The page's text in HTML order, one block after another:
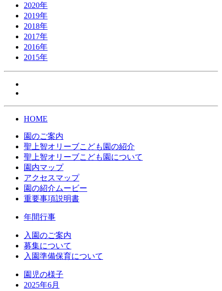
2020年
2019年
2018年
2017年
2016年
2015年
HOME
園のご案内
聖上智オリーブこども園の紹介
聖上智オリーブこども園について
園内マップ
アクセスマップ
園の紹介ムービー
重要事項説明書
年間行事
入園のご案内
募集について
入園準備保育について
園児の様子
2025年6月